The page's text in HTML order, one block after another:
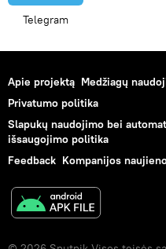
Telegram
Apie projektą Medžiagų
Privatumo politika
Slapukų naudojimo bei
išsaugojimo politika
Feedback Kompanijos